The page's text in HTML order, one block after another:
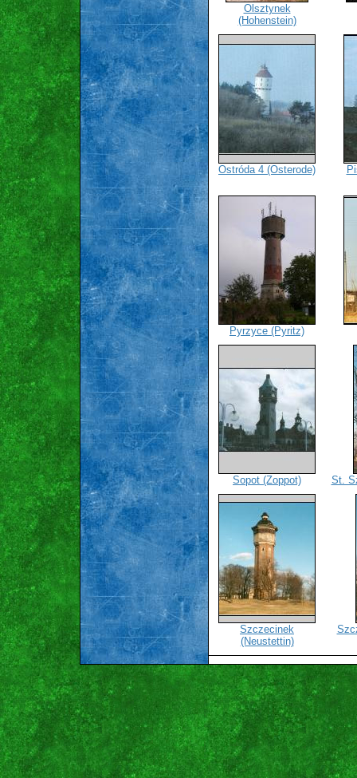
Olsztynek
(Hohenstein)
Ostróda 4 (Osterode)
Pyrzyce (Pyritz)
Sopot (Zoppot) St.
Szczecinek
(Neustettin)